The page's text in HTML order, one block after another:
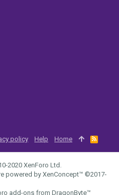
policy Help Home
R
S
2020 XenForo Ltd.
powered by XenConcept™ ©2017-
add-ons from DragonByte™